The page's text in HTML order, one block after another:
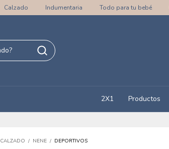
Calzado Indumentaria Todo para tu bebé
2X1 Productos
CALZADO / NENE / DEPORTIVOS